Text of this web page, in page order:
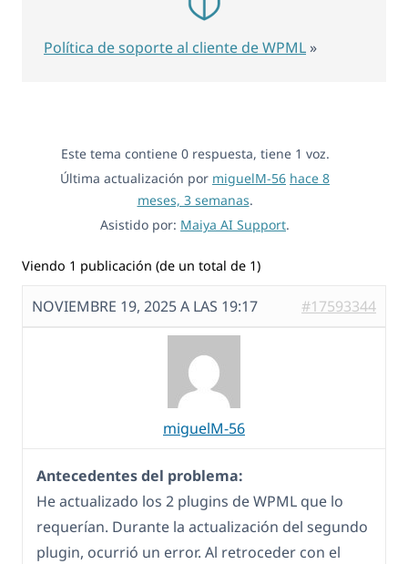
Este tema contiene 0 respuesta, tiene 1 voz.
Última actualización por miguelM-56 hace 8
meses, 3 semanas.
Asistido por: Maiya AI Support.
Viendo 1 publicación (de un total de 1)
NOVIEMBRE 19, 2025 A LAS 19:17 #17593344
miguelM-56
Antecedentes del problema:
He actualizado los 2 plugins de WPML que lo
requerían. Durante la actualización del segundo
plugin, ocurrió un error. Al retroceder con el
Política de soporte al cliente de WPML »